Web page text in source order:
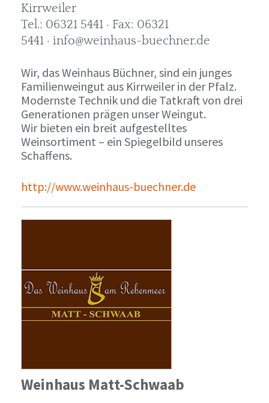
Kirrweiler
Tel.: 06321 5441 · Fax: 06321
5441 · info@weinhaus-buechner.de
Wir, das Weinhaus Büchner, sind ein junges
Familienweingut aus Kirrweiler in der Pfalz.
Modernste Technik und die Tatkraft von drei
Generationen prägen unser Weingut.
Wir bieten ein breit aufgestelltes
Weinsortiment – ein Spiegelbild unseres
Schaffens.
http://www.weinhaus-buechner.de
Weinhaus Matt-Schwaab